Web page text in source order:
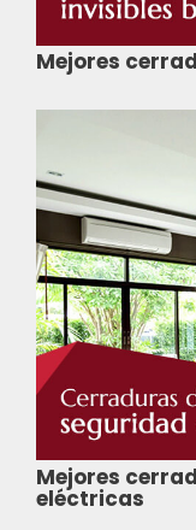
Mejores
Mejores
eléctricas